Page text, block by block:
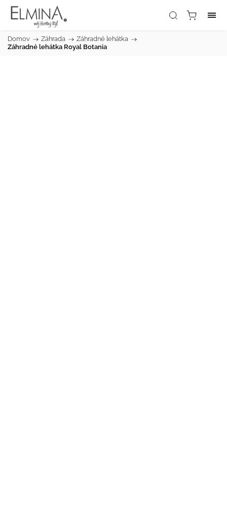
Domov / Záhrada / Záhradné lehátka /
Záhradné lehátka Royal Botania